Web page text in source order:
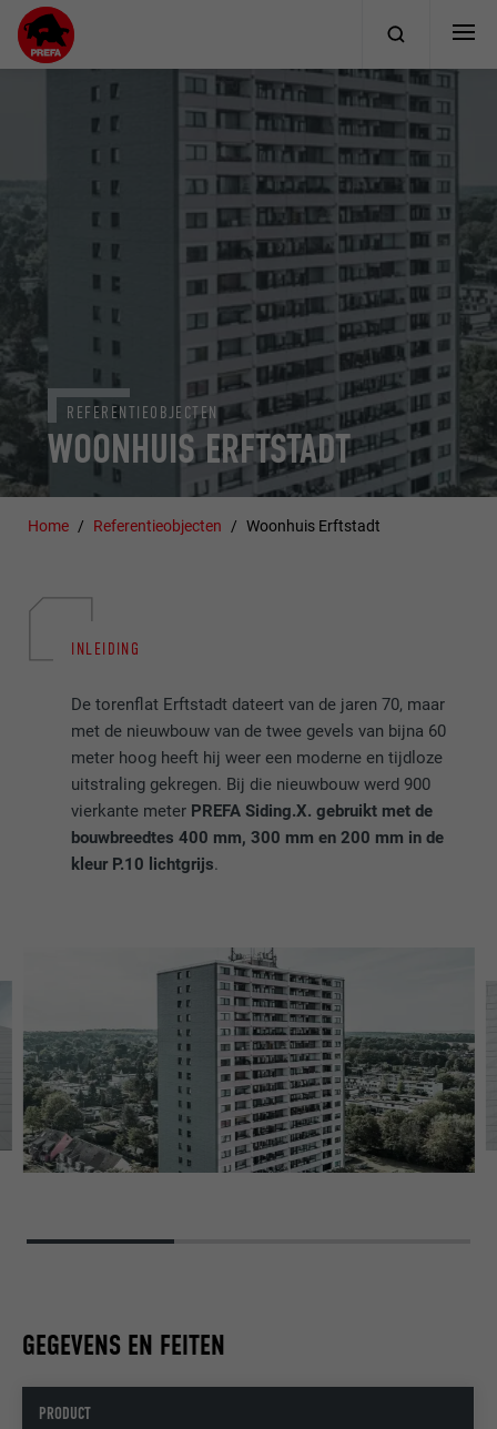
WOONHUIS ERFTSTADT
REFERENTIEOBJECTEN
Home Referentieobjecten Woonhuis Erftstadt
INLEIDING
De torenflat Erftstadt dateert van de jaren 70, maar
met de nieuwbouw van de twee gevels van bijna 60
meter hoog heeft hij weer een moderne en tijdloze
uitstraling gekregen. Bij die nieuwbouw werd 900
vierkante meter PREFA Siding.X. gebruikt met de
bouwbreedtes 400 mm, 300 mm en 200 mm in de
kleur P.10 lichtgrijs.
GEGEVENS EN FEITEN
PRODUCT